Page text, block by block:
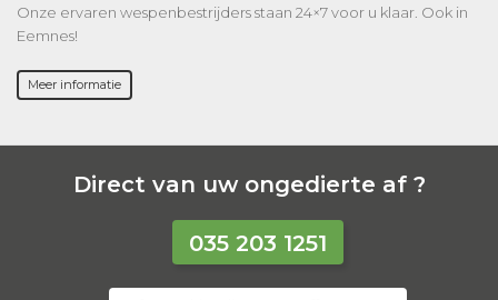
Onze ervaren wespenbestrijders staan 24×7 voor u klaar. Ook in
Eemnes!
Meer informatie
Direct van uw ongedierte af ?
035 203 1251